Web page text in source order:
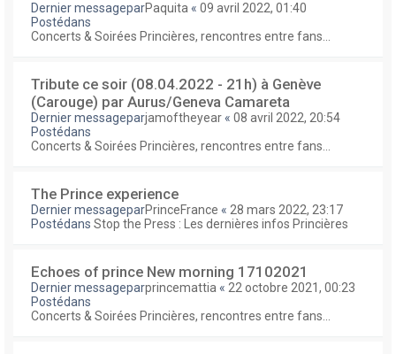
Dernier messageparPaquita « 09 avril 2022, 01:40
Postédans
Concerts & Soirées Princières, rencontres entre fans...
Tribute ce soir (08.04.2022 - 21h) à Genève
(Carouge) par Aurus/Geneva Camareta
Dernier messageparjamoftheyear « 08 avril 2022, 20:54
Postédans
Concerts & Soirées Princières, rencontres entre fans...
The Prince experience
Dernier messageparPrinceFrance « 28 mars 2022, 23:17
Postédans Stop the Press : Les dernières infos Princières
Echoes of prince New morning 17102021
Dernier messageparprincemattia « 22 octobre 2021, 00:23
Postédans
Concerts & Soirées Princières, rencontres entre fans...